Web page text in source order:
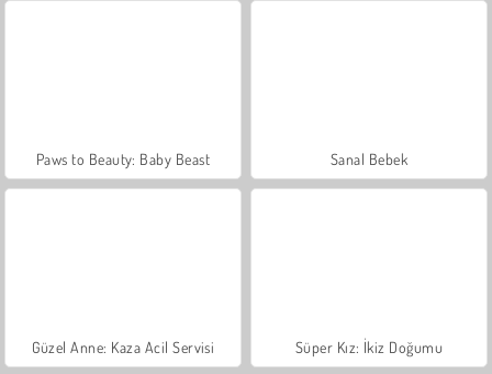
Paws to Beauty: Baby Beast Sanal Bebek
Güzel Anne: Kaza Acil Servisi Süper Kız: İkiz Doğumu